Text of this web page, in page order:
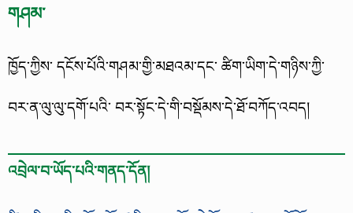
གཤམ་
ཁྱོད་ཀྱིས་ དངོས་པོའི་གཤམ་གྱི་མཐའམ་དང་ ཚིག་ཡིག་དེ་གཉིས་ཀྱི་
བར་ན་ལུ་ལུ་དགོ་པའི་ བར་སྟོང་དེ་གི་བསྡོམས་དེ་ཐོ་བཀོད་འབད།
འབྲེལ་བ་ཡོད་པའི་གནད་དོན།